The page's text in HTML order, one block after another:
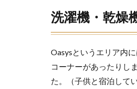
洗濯機・乾燥
Oasysというエリア内
コーナーがあったりし
た。（子供と宿泊して